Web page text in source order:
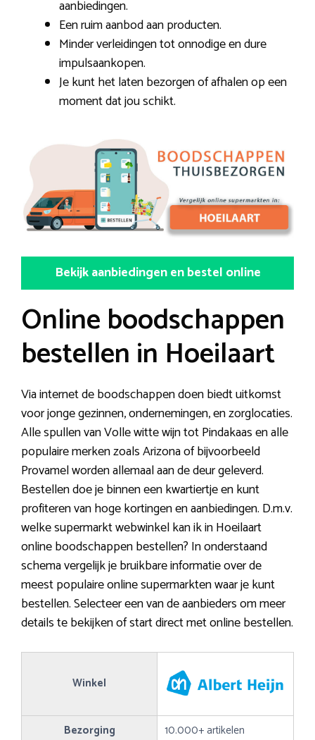
aanbiedingen.
Een ruim aanbod aan producten.
Minder verleidingen tot onnodige en dure
impulsaankopen.
Je kunt het laten bezorgen of afhalen op een
moment dat jou schikt.
Bekijk aanbiedingen en bestel online
Online boodschappen
bestellen in Hoeilaart
Via internet de boodschappen doen biedt uitkomst
voor jonge gezinnen, ondernemingen, en zorglocaties.
Alle spullen van Volle witte wijn tot Pindakaas en alle
populaire merken zoals Arizona of bijvoorbeeld
Provamel worden allemaal aan de deur geleverd.
Bestellen doe je binnen een kwartiertje en kunt
profiteren van hoge kortingen en aanbiedingen. D.m.v.
welke supermarkt webwinkel kan ik in Hoeilaart
online boodschappen bestellen? In onderstaand
schema vergelijk je bruikbare informatie over de
meest populaire online supermarkten waar je kunt
bestellen. Selecteer een van de aanbieders om meer
details te bekijken of start direct met online bestellen.
Winkel
Bezorging 10.000+ artikelen